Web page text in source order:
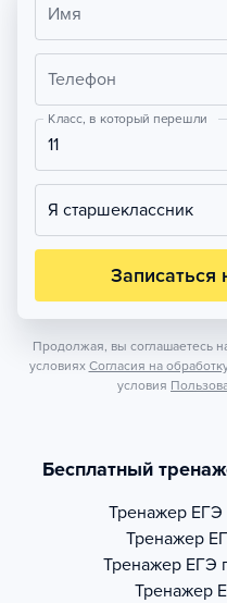
Имя
Телефон
Класс, в который перешли
11
Я старшеклассник
Записаться
Продолжая, вы соглашаетесь
условиях Согласия на
условия
Бесплатный
Тренажер ЕГЭ
Тренажер
Тренажер ЕГЭ
Тренажер